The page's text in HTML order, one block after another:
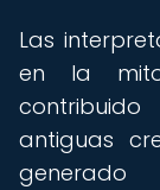
Las
en la
antiguas